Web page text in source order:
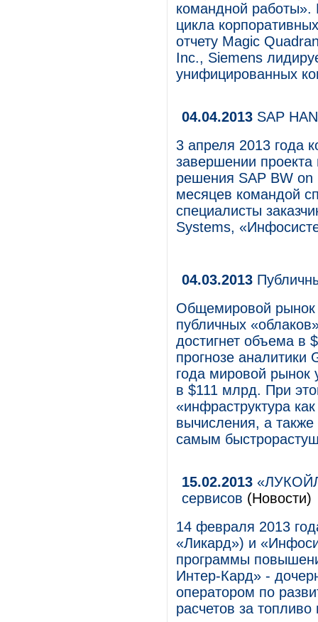
командной работы».
цикла
отчету Magic
Inc., Siemens
унифицированных
04.04.2013 SAP
3 апреля 2013 года
завершении
решения SAP BW on
месяцев командой
специалисты
Systems,
04.03.2013
Общемировой рынок
публичных
достигнет объема в
прогнозе
года мировой рынок
в $111 млрд. При
«инфраструктура
вычисления, а также
самым
15.02.2013
сервисов (Новости)
14 февраля 2013
«Ликард») и
программы
Интер-Кард» -
оператором по
расчетов за